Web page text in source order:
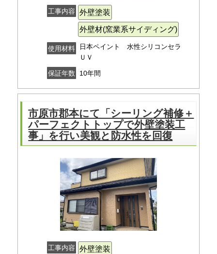
工事内容 外壁塗装
外壁材(窯業系サイディング)
使用材料
日本ペイント 水性シリコンセラ
ＵＶ
保証年数 10年間
市原市郡本にて「シーリング補修＋
パーフェクトトップで外壁塗装工
事」を行い美観と防水性を回復
工事内容 外壁塗装